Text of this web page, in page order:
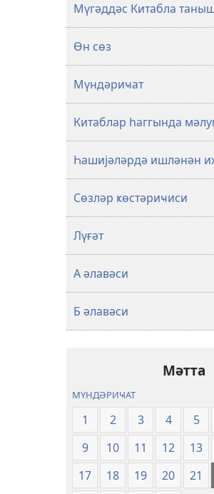
Мүгәддәс Китабла
Өн сөз
Мүндәриҹат
Китаблар һаггында
Һашијәләрдә ишләнән
Сөзләр ҝөстәриҹиси
Лүғәт
А әлавәси
Б әлавәси
Мәтта
МҮНДӘРИҸАТ
1 2 3 4 5
9
10 11 12 13
17
18 19 20 21